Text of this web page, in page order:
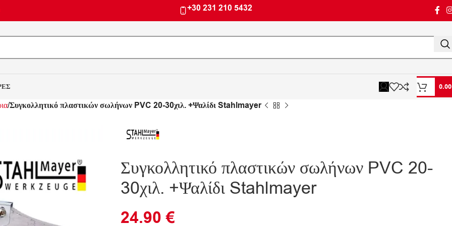
+30 231 210 5432
Συγκολλητικό πλαστικών σωλήνων PVC 20-30χιλ. +Ψαλίδι Stahlmayer
Συγκολλητικό πλαστικών σωλήνων PVC 20-
30χιλ. +Ψαλίδι Stahlmayer
24.90€